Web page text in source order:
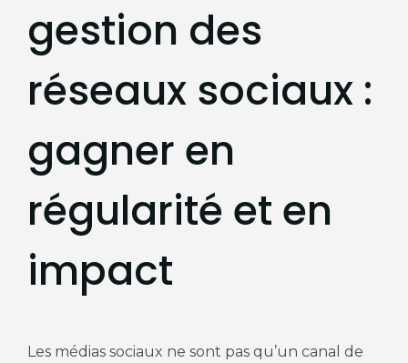
gestion des
réseaux sociaux :
gagner en
régularité et en
impact
Les médias sociaux ne sont pas qu’un canal de